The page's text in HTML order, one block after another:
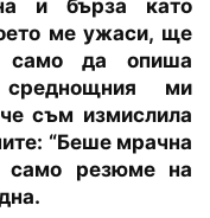
и бърза като
ме ужаси, ще
само да опиша
среднощния ми
съм измислила
“Беше мрачна
само резюме на